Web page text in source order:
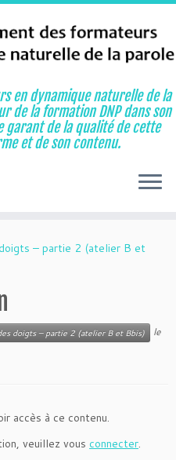
en dynamique naturelle de la
de la formation DNP dans son
garant de la qualité de cette
et de son contenu.
– partie 2 (atelier B et
doigts – partie 2 (atelier B et Bbis)
le
accès à ce contenu.
veuillez vous connecter.